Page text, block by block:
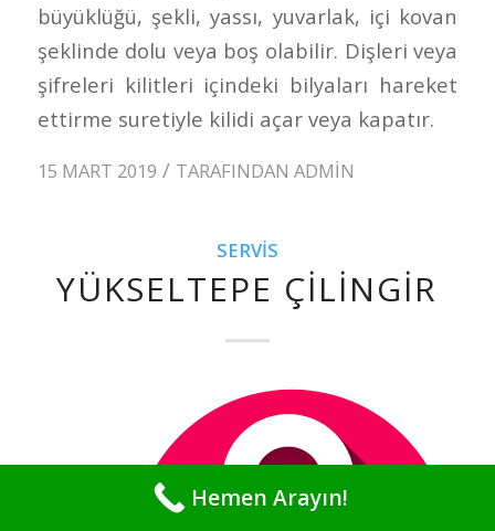
büyüklüğü, şekli, yassı, yuvarlak, içi kovan
şeklinde dolu veya boş olabilir. Dişleri veya
şifreleri kilitleri içindeki bilyaları hareket
ettirme suretiyle kilidi açar veya kapatır.
15 MART 2019 / TARAFINDAN ADMIN
SERVIS
YÜKSELTEPE ÇILINGIR
Hemen Arayın!